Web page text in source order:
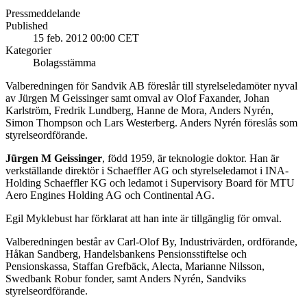
Pressmeddelande
Published
15 feb. 2012 00:00 CET
Kategorier
Bolagsstämma
Valberedningen för Sandvik AB föreslår till styrelseledamöter nyval
av Jürgen M Geissinger samt omval av Olof Faxander, Johan
Karlström, Fredrik Lundberg, Hanne de Mora, Anders Nyrén,
Simon Thompson och Lars Westerberg. Anders Nyrén föreslås som
styrelseordförande.
Jürgen M Geissinger, född 1959, är teknologie doktor. Han är
verkställande direktör i Schaeffler AG och styrelseledamot i INA-
Holding Schaeffler KG och ledamot i Supervisory Board för MTU
Aero Engines Holding AG och Continental AG.
Egil Myklebust har förklarat att han inte är tillgänglig för omval.
Valberedningen består av Carl-Olof By, Industrivärden, ordförande,
Håkan Sandberg, Handelsbankens Pensionsstiftelse och
Pensionskassa, Staffan Grefbäck, Alecta, Marianne Nilsson,
Swedbank Robur fonder, samt Anders Nyrén, Sandviks
styrelseordförande.